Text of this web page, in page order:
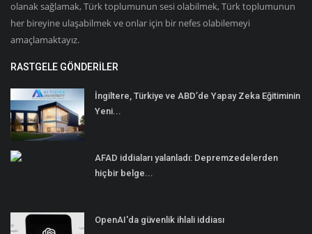
olanak sağlamak, Türk toplumunun sesi olabilmek, Türk toplumunun
her bireyine ulaşabilmek ve onlar için bir nefes olabilemeyi
amaçlamaktayız.
RASTGELE GÖNDERILER
İngiltere, Türkiye ve ABD’de Yapay Zeka Eğitiminin
Yeni...
AFAD iddiaları yalanladı: Depremzedelerden
hiçbir belge...
OpenAI'da güvenlik ihlali iddiası